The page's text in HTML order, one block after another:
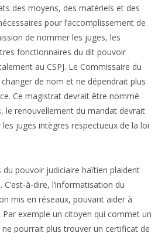
des moyens, des matériels et des
pour l’accomplissement de
de nommer les juges, les
fonctionnaires du dit pouvoir
au CSPJ. Le Commissaire du
de nom et ne dépendrait plus
Ce magistrat devrait être nommé
le renouvellement du mandat devrait
juges intègres respectueux de la loi
pouvoir judiciaire haïtien plaident
à-dire, l’informatisation du
mis en réseaux, pouvant aider à
Par exemple un citoyen qui commet un
pourrait plus trouver un certificat de